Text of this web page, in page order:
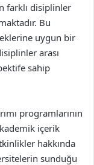
farklı disiplinler
Bu
uygun bir
arası
sahip
programlarının
içerik
hakkında
sunduğu